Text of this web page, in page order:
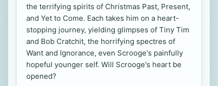
the terrifying spirits of Christmas Past, Present,
and Yet to Come. Each takes him on a heart-
stopping journey, yielding glimpses of Tiny Tim
and Bob Cratchit, the horrifying spectres of
Want and Ignorance, even Scrooge's painfully
hopeful younger self. Will Scrooge's heart be
opened?